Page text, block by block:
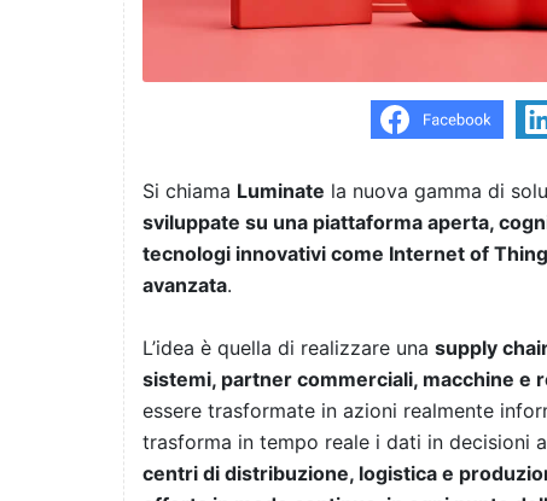
Si chiama Luminate la nuova gamma di
sviluppate su una piattaforma aperta,
tecnologi innovativi come Internet of
avanzata.
L’idea è quella di realizzare una supply
sistemi, partner commerciali, macchine e
essere trasformate in azioni realmente
trasforma in tempo reale i dati in decisioni
centri di distribuzione, logistica e